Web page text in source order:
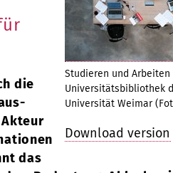
Studieren und
Universitätsbibliothek
Universität Weimar
Download version
die
das